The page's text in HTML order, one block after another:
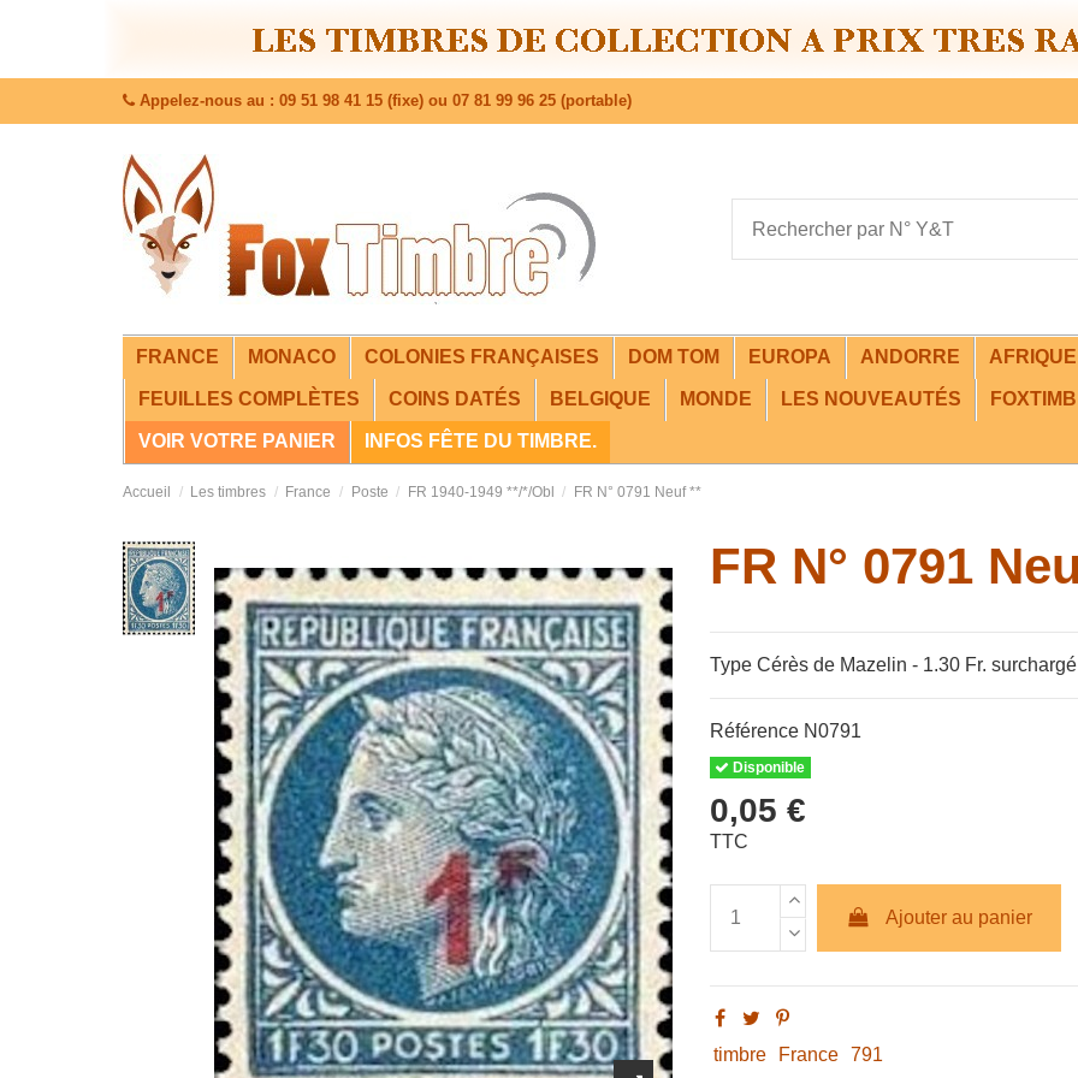
Appelez-nous au : 09 51 98 41 15 (fixe) ou 07 81 99 96 25 (portable)
FRANCE MONACO COLONIES FRANÇAISES DOM TOM EUROPA ANDORRE
FEUILLES COMPLÈTES COINS DATÉS BELGIQUE MONDE LES NOUVEAUTÉS
VOIR VOTRE PANIER INFOS FÊTE DU TIMBRE.
Accueil Les timbres France Poste FR 1940-1949 **/*/Obl FR N° 0791 Neuf **
FR N° 0791
Type Cérès de Mazelin - 1.30 Fr. surchargé
Référence N0791
Disponible
0,05 €
TTC
Ajouter au panier
timbre France 791